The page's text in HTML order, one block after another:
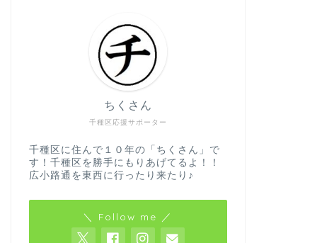
千種区応援サポーター
ちくさん
千種区に住んで１０年の「ちくさん」で
す！千種区を勝手にもりあげてるよ！！
広小路通を東西に行ったり来たり♪
＼ Follow me ／